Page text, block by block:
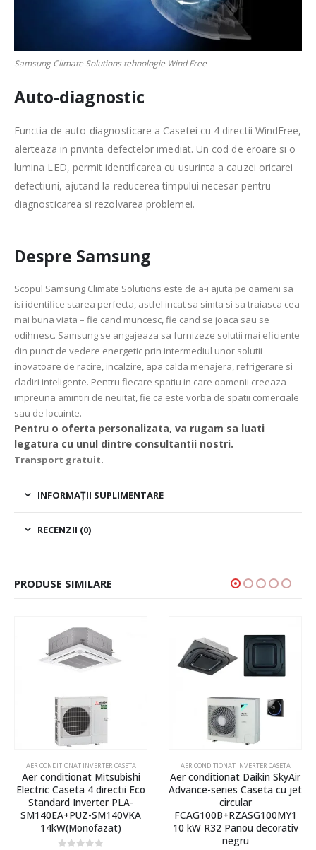
Samsung Climate Solutions tehnologie Wind Free
Auto-diagnostic
Functia de auto-diagnosticare a Casetei cu 4 directii WindFree,
alerteaza in privinta defectelor imediat. Un cod de eroare si o
lumina LED, permit identificarea cu usurinta a cauzei oricarei
defectiuni, ajutand la reducerea timpului necesar pentru
diagnosticarea si rezolvarea problemei.
Despre Samsung
Scopul Samsung Climate Solutions este de a-i ajuta pe oameni sa
isi identifice starea perfecta, astfel incat sa simta si sa traiasca cea
mai buna viata – fie cand muncesc, fie cand se joaca sau se
odihnesc. Samsung se angajeaza sa furnizeze solutii mai eficiente
din punct de vedere energetic prin intermediul unor solutii
inovatoare de racire, incalzire, apa calda menajera, refrigerare si
cladiri inteligente. Pentru fiecare spatiu in care oamenii creeaza
impreuna amintiri de neuitat, fie ca este vorba de spatii comerciale
sau de locuinte.
Pentru o oferta personalizata, va rugam sa luati
legatura cu unul dintre consultantii nostri.
Transport gratuit.
INFORMAȚII SUPLIMENTARE
RECENZII (0)
PRODUSE SIMILARE
AER CONDITIONAT INVERTER CASETA
Aer conditionat Mitsubishi
Electric Caseta 4 directii Eco
Standard Inverter PLA-
SM140EA+PUZ-SM140VKA
14kW(Monofazat)
AER CONDITIONAT INVERTER CASETA
Aer conditionat Daikin SkyAir
Advance-series Caseta cu jet
circular
FCAG100B+RZASG100MY1
10 kW R32 Panou decorativ
negru